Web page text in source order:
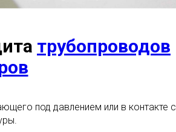
трубопроводов
под давлением или в контакте с